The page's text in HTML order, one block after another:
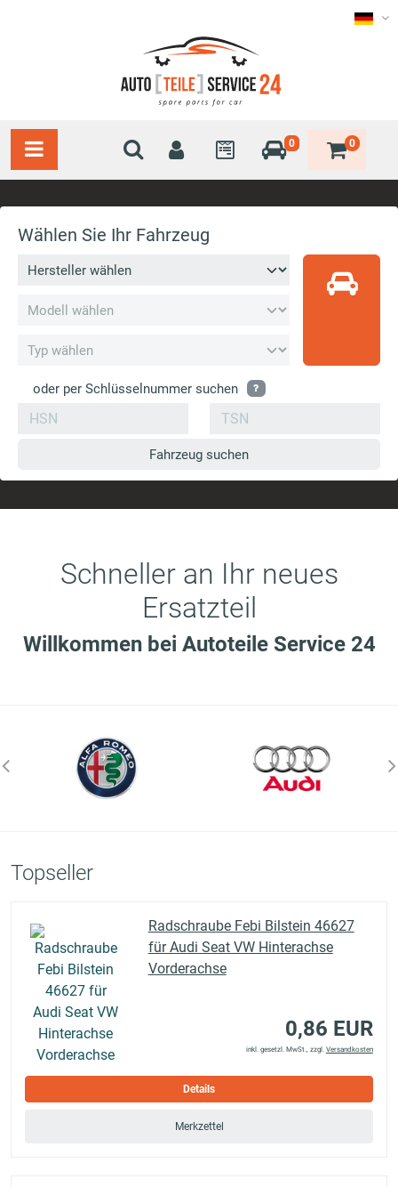
0 0
Wählen Sie Ihr Fahrzeug
oder per Schlüsselnummer suchen
Fahrzeug suchen
Schneller an Ihr neues
Ersatzteil
Willkommen bei Autoteile Service 24
Topseller
Radschraube Febi Bilstein 46627
für Audi Seat VW Hinterachse
Vorderachse
0,86 EUR
inkl. gesetzl. MwSt., zzgl. Versandkosten
Details
Merkzettel